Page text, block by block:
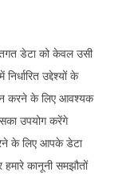
डेटा को केवल उसी
उद्देश्यों के
करने के लिए आवश्यक
उपयोग करेंगे
के लिए आपके डेटा
कानूनी समझौतों